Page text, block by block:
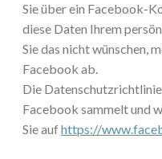
Sie über ein Facebook-
diese Daten Ihrem
Sie das nicht wünschen,
Facebook ab.
Die
Facebook sammelt und
Sie aufhttps://